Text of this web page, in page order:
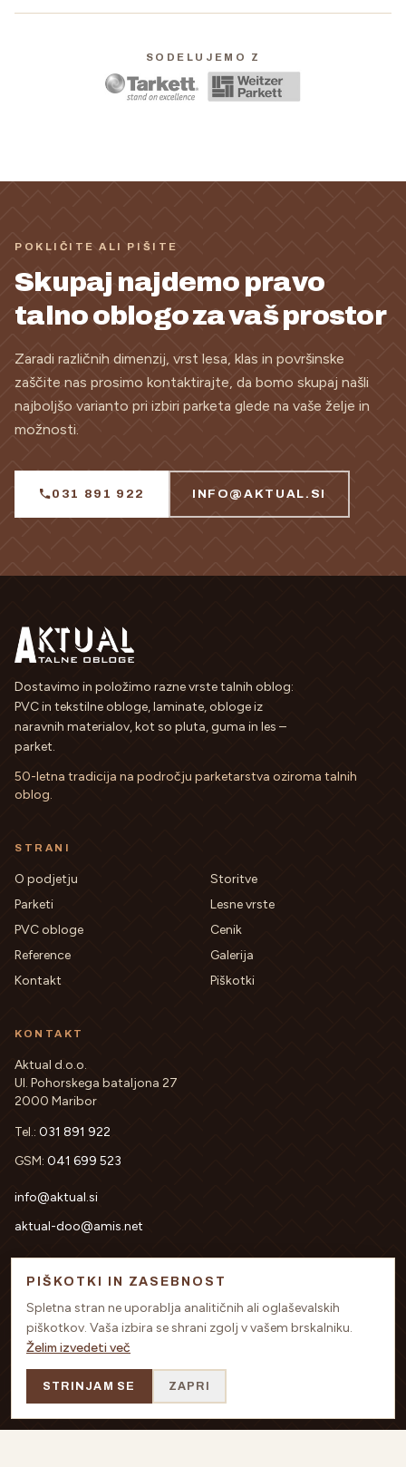
SODELUJEMO Z
POKLIČITE ALI PIŠITE
Skupaj najdemo pravo
talno oblogo za vaš prostor
Zaradi različnih dimenzij, vrst lesa, klas in površinske
zaščite nas prosimo kontaktirajte, da bomo skupaj našli
najboljšo varianto pri izbiri parketa glede na vaše želje in
možnosti.
031 891 922 INFO@AKTUAL.SI
Dostavimo in položimo razne vrste talnih oblog:
PVC in tekstilne obloge, laminate, obloge iz
naravnih materialov, kot so pluta, guma in les –
parket.
50-letna tradicija na področju parketarstva oziroma talnih
oblog.
STRANI
O podjetju
Storitve
Parketi
Lesne vrste
PVC obloge
Cenik
Reference
Galerija
Kontakt
Piškotki
KONTAKT
Aktual d.o.o.
Ul. Pohorskega bataljona 27
2000 Maribor
Tel.: 031 891 922
GSM: 041 699 523
info@aktual.si
aktual-doo@amis.net
PODATKI O PODJETJU
DŠT:SI64342719
MŠT:5438497
Nova kreditna banka Maribor d.d.
Sodni register:10302800 OS Maribor
PIŠKOTKI IN ZASEBNOST
Spletna stran ne uporablja analitičnih ali oglaševalskih
piškotkov. Vaša izbira se shrani zgolj v vašem brskalniku.
Želim izvedeti več
STRINJAM SE ZAPRI